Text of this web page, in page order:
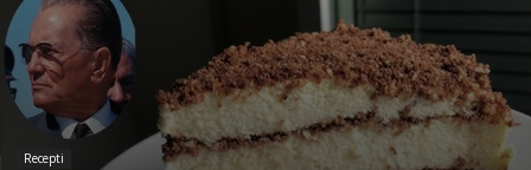
Recepti